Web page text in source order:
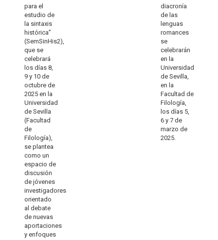
para el
estudio de
la sintaxis
histórica”
(SemSinHis2),
que se
celebrará
los días 8,
9 y 10 de
octubre de
2025 en la
Universidad
de Sevilla
(Facultad
de
Filología),
se plantea
como un
espacio de
discusión
de jóvenes
investigadores
orientado
al debate
de nuevas
aportaciones
y enfoques
diacronía
de las
lenguas
romances
se
celebrarán
en la
Universidad
de Sevilla,
en la
Facultad de
Filología,
los días 5,
6 y 7 de
marzo de
2025.